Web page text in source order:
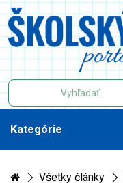
Kategórie
Všetky články